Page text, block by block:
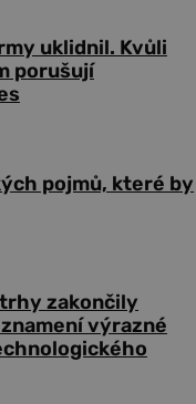
uklidnil. Kvůli
porušují
pojmů, které by
zakončily
výrazné